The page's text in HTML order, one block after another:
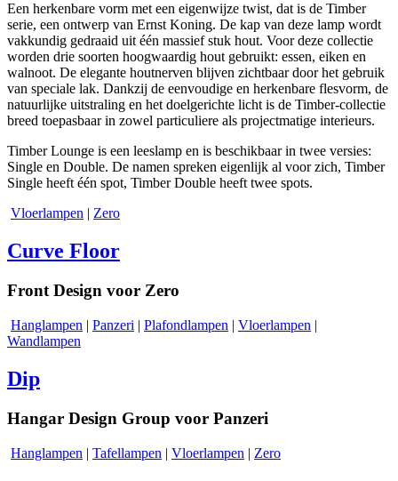
Een herkenbare vorm met een eigenwijze twist, dat is de Timber
serie, een ontwerp van Ernst Koning. De kap van deze lamp wordt
vakkundig gedraaid uit één massief stuk hout. Voor deze collectie
worden drie soorten hoogwaardig hout gebruikt: essen, eiken en
walnoot. De elegante houtnerven blijven zichtbaar door het gebruik
van speciale lak. Dankzij de eenvoudige en herkenbare flesvorm, de
natuurlijke uitstraling en het doelgerichte licht is de Timber-collectie
breed toepasbaar in zowel particuliere als projectmatige interieurs.
Timber Lounge is een leeslamp en is beschikbaar in twee versies:
Single en Double. De namen spreken eigenlijk al voor zich, Timber
Single heeft één spot, Timber Double heeft twee spots.
Vloerlampen
Zero
Curve Floor
Front Design voor Zero
Hanglampen | Panzeri | Plafondlampen | Vloerlampen |
Wandlampen
Dip
Hangar Design Group voor Panzeri
Hanglampen | Tafellampen | Vloerlampen | Zero